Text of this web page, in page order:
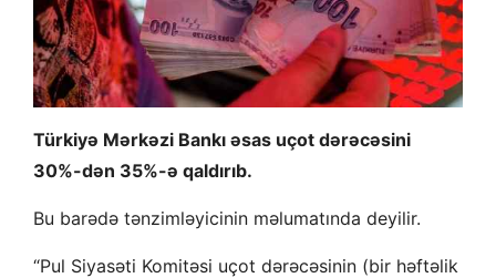
Türkiyə Mərkəzi Bankı əsas uçot dərəcəsini
30%-dən 35%-ə qaldırıb.
Bu barədə tənzimləyicinin məlumatında deyilir.
“Pul Siyasəti Komitəsi uçot dərəcəsinin (bir həftəlik